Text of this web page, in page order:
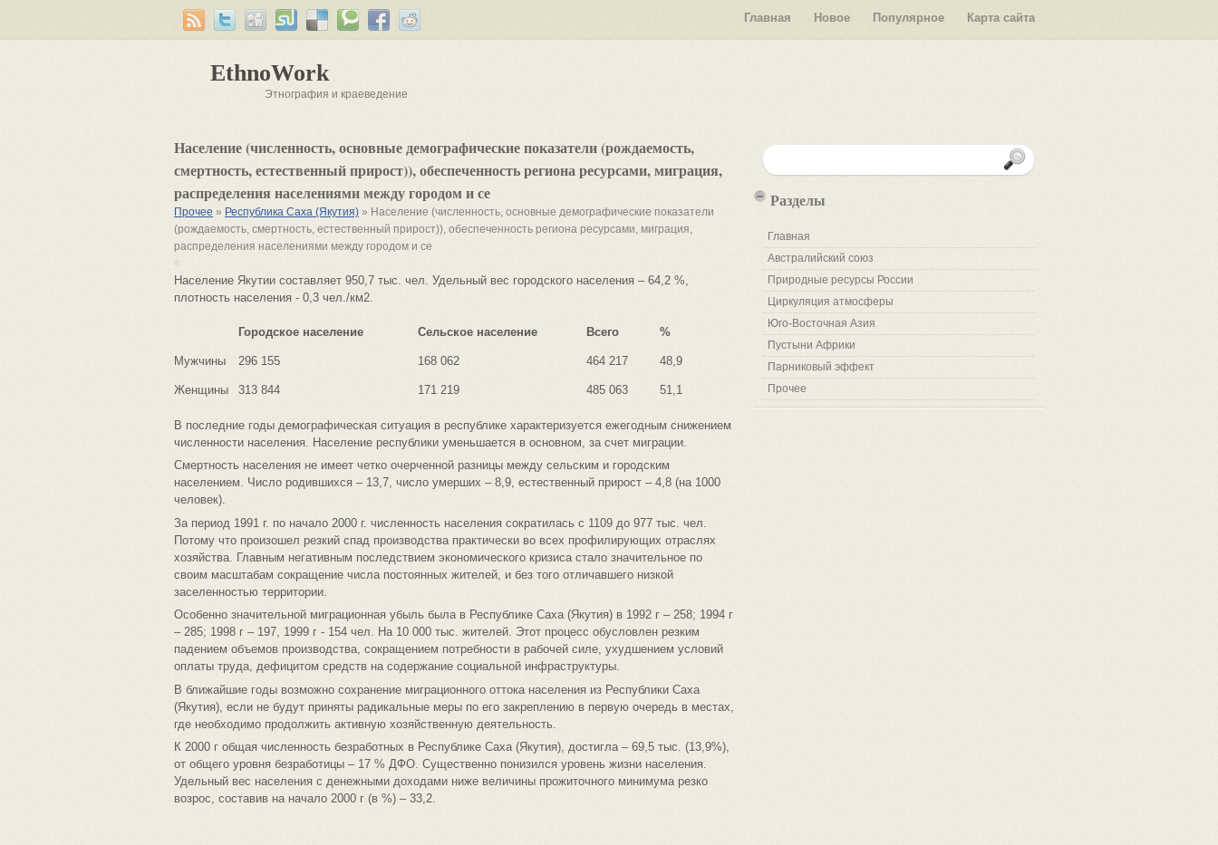
EthnoWork
Этнография и краеведение
Главная Новое Популярное Карта сайта
Население (численность, основные демографические показатели (рождаемость,
смертность, естественный прирост)), обеспеченность региона ресурсами, миграция,
распределения населениями между городом и се
Прочее » Республика Саха (Якутия) » Население (численность, основные демографические показатели
(рождаемость, смертность, естественный прирост)), обеспеченность региона ресурсами, миграция,
распределения населениями между городом и се
Население Якутии составляет 950,7 тыс. чел. Удельный вес городского населения – 64,2 %,
плотность населения - 0,3 чел./км2.
Городское население Сельское население Всего %
Мужчины 296 155 168 062 464 217 48,9
Женщины 313 844 171 219 485 063 51,1
В последние годы демографическая ситуация в республике характеризуется ежегодным снижением
численности населения. Население республики уменьшается в основном, за счет миграции.
Смертность населения не имеет четко очерченной разницы между сельским и городским
населением. Число родившихся – 13,7, число умерших – 8,9, естественный прирост – 4,8 (на 1000
человек).
За период 1991 г. по начало 2000 г. численность населения сократилась с 1109 до 977 тыс. чел.
Потому что произошел резкий спад производства практически во всех профилирующих отраслях
хозяйства. Главным негативным последствием экономического кризиса стало значительное по
своим масштабам сокращение числа постоянных жителей, и без того отличавшего низкой
заселенностью территории.
Особенно значительной миграционная убыль была в Республике Саха (Якутия) в 1992 г – 258; 1994 г
– 285; 1998 г – 197, 1999 г - 154 чел. На 10 000 тыс. жителей. Этот процесс обусловлен резким
падением объемов производства, сокращением потребности в рабочей силе, ухудшением условий
оплаты труда, дефицитом средств на содержание социальной инфраструктуры.
В ближайшие годы возможно сохранение миграционного оттока населения из Республики Саха
(Якутия), если не будут приняты радикальные меры по его закреплению в первую очередь в местах,
где необходимо продолжить активную хозяйственную деятельность.
К 2000 г общая численность безработных в Республике Саха (Якутия), достигла – 69,5 тыс. (13,9%),
от общего уровня безработицы – 17 % ДФО. Существенно понизился уровень жизни населения.
Удельный вес населения с денежными доходами ниже величины прожиточного минимума резко
возрос, составив на начало 2000 г (в %) – 33,2.
Разделы
Главная
Австралийский союз
Природные ресурсы России
Циркуляция атмосферы
Юго-Восточная Азия
Пустыни Африки
Парниковый эффект
Прочее